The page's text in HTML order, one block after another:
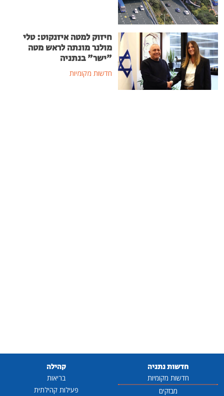
חיזוק למטה איזנקוט: טלי
מולנר מונתה לראש מטה
"ישר" בנתניה
חדשות מקומיות
חדשות נתניה
חדשות מקומיות
מבזקים
קהילה
בריאות
פעילות קהילתית